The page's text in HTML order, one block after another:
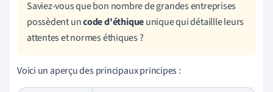
Saviez-vous que bon nombre de grandes entreprises
possèdent uncode d'éthiqueunique qui détaillle leurs
attentes et normes éthiques ?
Voici un aperçu des principaux principes :